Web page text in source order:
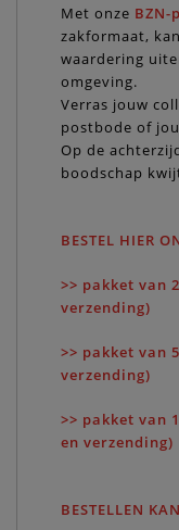
Met onze
zakformaat,
waardering
omgeving.
Verras jouw
postbode of
Op de
boodschap
BESTEL HIER
>> pakket van
verzending)
>> pakket van
verzending)
>> pakket van
en verzending)
BESTELLEN